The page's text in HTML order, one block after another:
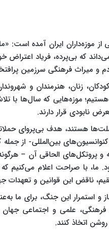
موزه‌داران ایران آمده است:
که بی‌پرده، فریاد اعتراض
میراث فرهنگی سرزمین‌
زنان، هنرمندان و
هستیم؛ موزه‌هایی که سال‌ها با
نابودی قرار دارند.
هستند، هدف بی‌پروای
پروتکل‌های الحاقی آن –
با صراحت اعلام می‌کنیم که
ناقض این قوانین و تعهدات
استمرار این جنگ، برای ما
علمی و اجتماعی جهان
اتخاذ کنند.